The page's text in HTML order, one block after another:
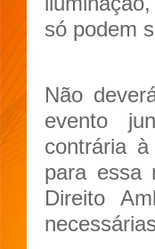
só podem
Não
evento
contrária
para essa
Direito